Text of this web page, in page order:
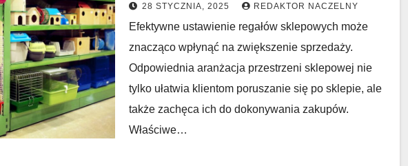
28 STYCZNIA, 2025 REDAKTOR NACZELNY
Efektywne ustawienie regałów sklepowych może
znacząco wpłynąć na zwiększenie sprzedaży.
Odpowiednia aranżacja przestrzeni sklepowej nie
tylko ułatwia klientom poruszanie się po sklepie, ale
także zachęca ich do dokonywania zakupów.
Właściwe…